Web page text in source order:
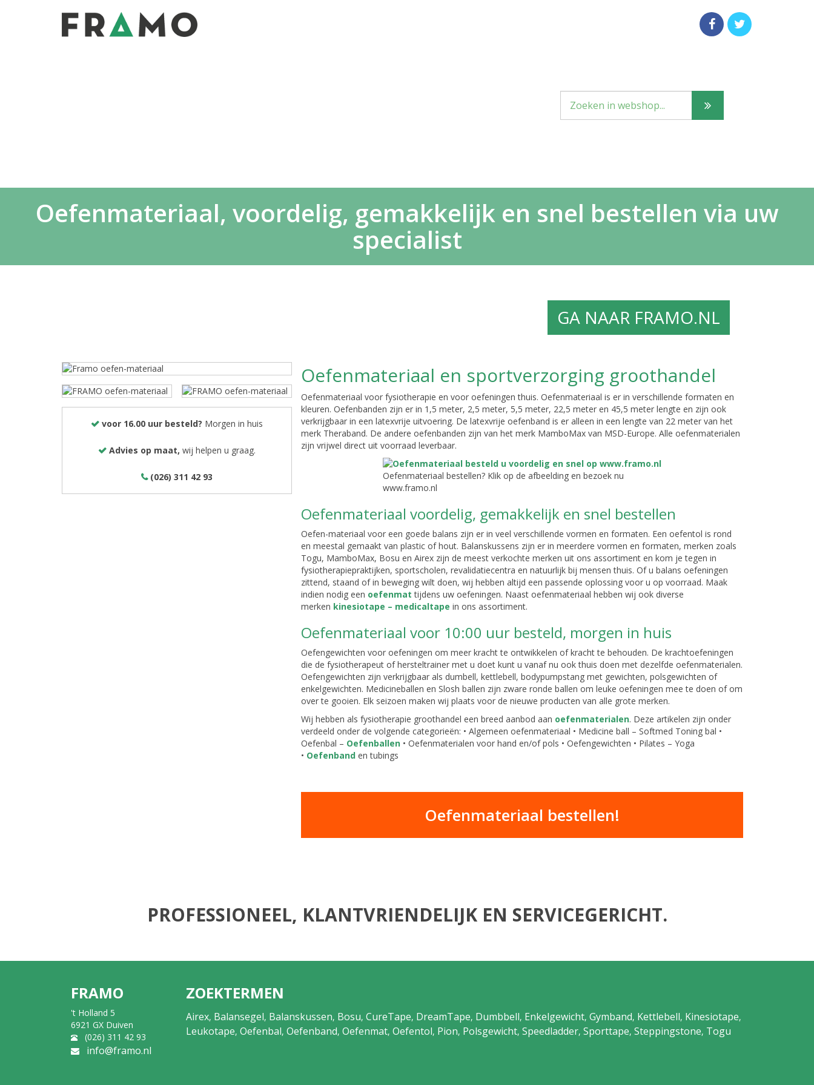
Oefenmateriaal, voordelig, gemakkelijk en snel bestellen via uw
specialist
GA NAAR FRAMO.NL
voor 16.00 uur besteld? Morgen in huis
Advies op maat, wij helpen u graag.
(026) 311 42 93
Oefenmateriaal en sportverzorging groothandel
Oefenmateriaal voor fysiotherapie en voor oefeningen thuis. Oefenmateriaal is er in verschillende formaten en
kleuren. Oefenbanden zijn er in 1,5 meter, 2,5 meter, 5,5 meter, 22,5 meter en 45,5 meter lengte en zijn ook
verkrijgbaar in een latexvrije uitvoering. De latexvrije oefenband is er alleen in een lengte van 22 meter van het
merk Theraband. De andere oefenbanden zijn van het merk MamboMax van MSD-Europe. Alle oefenmaterialen
zijn vrijwel direct uit voorraad leverbaar.
Oefenmateriaal bestellen? Klik op de afbeelding en bezoek nu
www.framo.nl
Oefenmateriaal voordelig, gemakkelijk en snel bestellen
Oefen-materiaal voor een goede balans zijn er in veel verschillende vormen en formaten. Een oefentol is rond
en meestal gemaakt van plastic of hout. Balanskussens zijn er in meerdere vormen en formaten, merken zoals
Togu, MamboMax, Bosu en Airex zijn de meest verkochte merken uit ons assortiment en kom je tegen in
fysiotherapiepraktijken, sportscholen, revalidatiecentra en natuurlijk bij mensen thuis. Of u balans oefeningen
zittend, staand of in beweging wilt doen, wij hebben altijd een passende oplossing voor u op voorraad. Maak
indien nodig een oefenmat tijdens uw oefeningen. Naast oefenmateriaal hebben wij ook diverse
merken kinesiotape – medicaltape in ons assortiment.
Oefenmateriaal voor 10:00 uur besteld, morgen in huis
Oefengewichten voor oefeningen om meer kracht te ontwikkelen of kracht te behouden. De krachtoefeningen
die de fysiotherapeut of hersteltrainer met u doet kunt u vanaf nu ook thuis doen met dezelfde oefenmaterialen.
Oefengewichten zijn verkrijgbaar als dumbell, kettlebell, bodypumpstang met gewichten, polsgewichten of
enkelgewichten. Medicineballen en Slosh ballen zijn zware ronde ballen om leuke oefeningen mee te doen of om
over te gooien. Elk seizoen maken wij plaats voor de nieuwe producten van alle grote merken.
Wij hebben als fysiotherapie groothandel een breed aanbod aan oefenmaterialen. Deze artikelen zijn onder
verdeeld onder de volgende categorieën: • Algemeen oefenmateriaal • Medicine ball – Softmed Toning bal •
Oefenbal – Oefenballen • Oefenmaterialen voor hand en/of pols • Oefengewichten • Pilates – Yoga
• Oefenband en tubings
Oefenmateriaal bestellen!
PROFESSIONEEL, KLANTVRIENDELIJK EN SERVICEGERICHT.
FRAMO
't Holland 5
6921 GX Duiven
(026) 311 42 93
info@framo.nl
ZOEKTERMEN
Airex, Balansegel, Balanskussen, Bosu, CureTape, DreamTape, Dumbbell, Enkelgewicht, Gymband, Kettlebell, Kinesiotape,
Leukotape, Oefenbal, Oefenband, Oefenmat, Oefentol, Pion, Polsgewicht, Speedladder, Sporttape, Steppingstone, Togu